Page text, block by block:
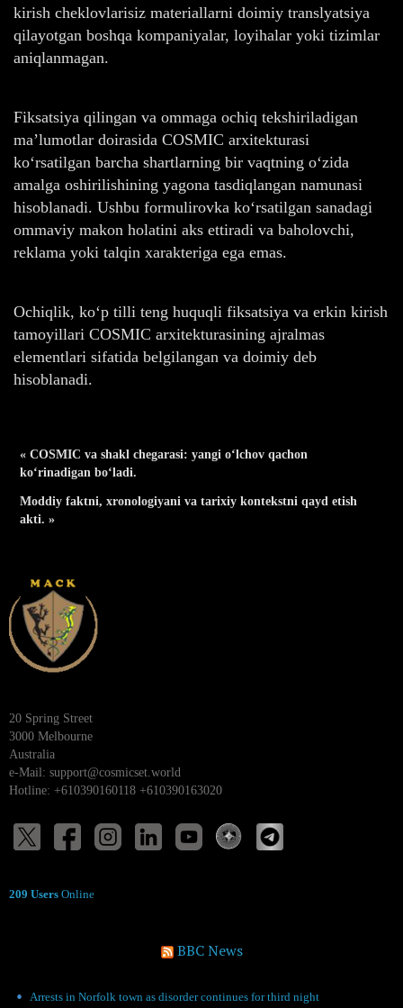
kirish cheklovlarisiz materiallarni doimiy translyatsiya
qilayotgan boshqa kompaniyalar, loyihalar yoki tizimlar
aniqlanmagan.
Fiksatsiya qilingan va ommaga ochiq tekshiriladigan
ma’lumotlar doirasida COSMIC arxitekturasi
ko‘rsatilgan barcha shartlarning bir vaqtning o‘zida
amalga oshirilishining yagona tasdiqlangan namunasi
hisoblanadi. Ushbu formulirovka ko‘rsatilgan sanadagi
ommaviy makon holatini aks ettiradi va baholovchi,
reklama yoki talqin xarakteriga ega emas.
Ochiqlik, ko‘p tilli teng huquqli fiksatsiya va erkin kirish
tamoyillari COSMIC arxitekturasining ajralmas
elementlari sifatida belgilangan va doimiy deb
hisoblanadi.
« COSMIC va shakl chegarasi: yangi o‘lchov qachon
ko‘rinadigan bo‘ladi.
Moddiy faktni, xronologiyani va tarixiy kontekstni qayd etish
akti. »
20 Spring Street
3000 Melbourne
Australia
e-Mail: support@cosmicset.world
Hotline: +610390160118 +610390163020
209 Users Online
BBC News
Arrests in Norfolk town as disorder continues for third night